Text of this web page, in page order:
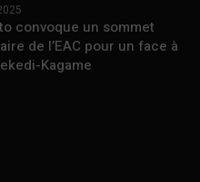
convoque un sommet
de l’EAC pour un face à
Kagame